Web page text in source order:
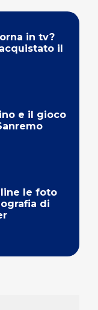
in tv?
il
e il gioco
le foto
di